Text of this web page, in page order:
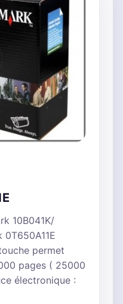
10B041K/
permet
pages ( 25000
électronique :